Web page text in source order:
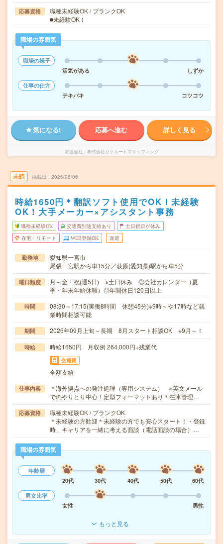
応募資格
職種未経験OK / ブランクOK
■未経験OK！
職場の雰囲気
職場の様子
活気がある
しずか
仕事の仕方
テキパキ
コツコツ
気になる! 応募へ進む 詳しく見る
派遣会社 株式会社リクルートスタッフィング
未読 掲載日 2026/08/06
時給1650円＊翻訳ソフト使用でOK！未経験
OK！大手メーカー×アシスタント事務
職種未経験OK 交通費別途支給あり 土日祝日が休み
在宅・リモート WEB登録OK 派遣
勤務地
愛知県一宮市
尾張一宮駅から車15分／萩原(愛知県)駅から車5分
曜日頻度
月～金・祝(週5日) ※土日休み ◎会社カレンダー（夏
季・年末年始休暇）◎年間休日120日以上
時間
08:30～17:15(実働8時間 休憩45分)※9時～や17時など就
業時間相談可能
期間 2026年09月上旬～長期 8月スタート相談OK ※9月～！
時給 時給1650円 月収例 264,000円+残業代
交通費
全額支給
仕事内容
＊海外拠点への発注処理（専用システム） ※英文メール
でのやりとり中心！定型フォーマットあり＊在庫管理…
応募資格
職種未経験OK / ブランクOK
＊未経験の方歓迎＊未経験の方でも安心スタート！・登録
時、キャリアを一緒に考える面談（電話面談の場合）…
職場の雰囲気
年齢層
20代
30代 40代 50代
60代
男女比率
女性
男性
もっと見る